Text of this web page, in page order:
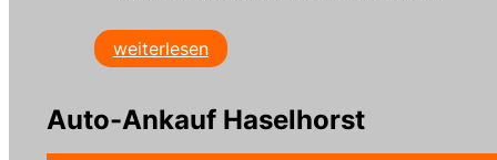
weiterlesen
Auto-Ankauf Haselhorst